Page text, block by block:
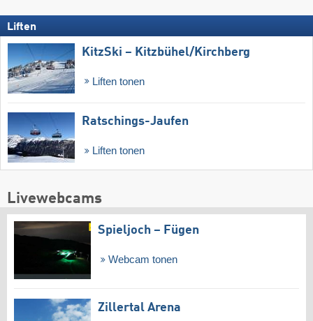
Liften
KitzSki – Kitzbühel/​Kirchberg
Liften tonen
Ratschings-Jaufen
Liften tonen
Livewebcams
Spieljoch – Fügen
Webcam tonen
Zillertal Arena